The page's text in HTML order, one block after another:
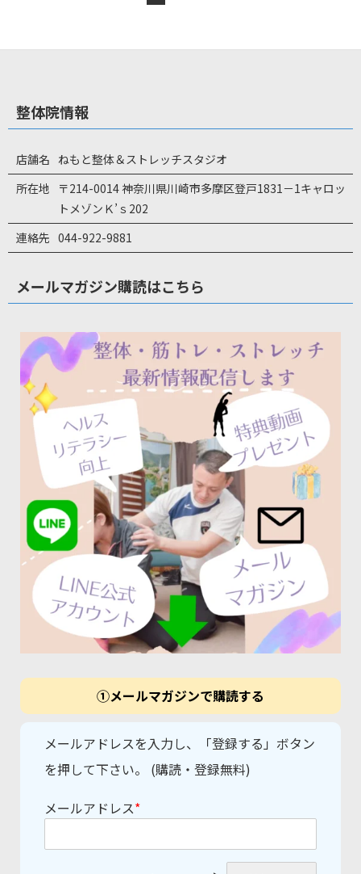
整体院情報
店舗名 ねもと整体＆ストレッチスタジオ
所在地
〒214-0014 神奈川県川崎市多摩区登戸1831－1キャロッ
トメゾンＫ’ｓ202
連絡先 044-922-9881
メールマガジン購読はこちら
①メールマガジンで購読する
メールアドレスを入力し、「登録する」ボタン
を押して下さい。 (購読・登録無料)
メールアドレス*